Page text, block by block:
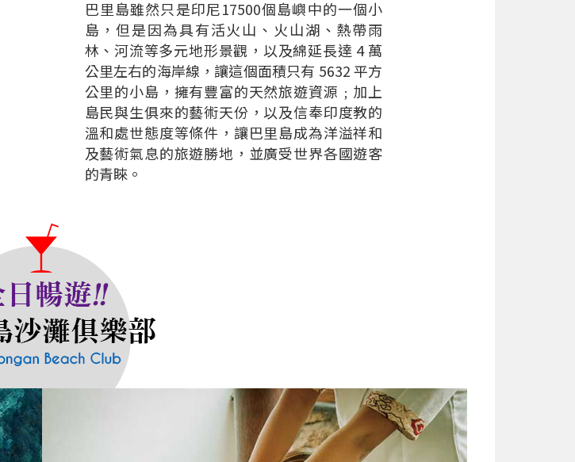
巴里島雖然只是印尼17500個島嶼中的一個小
島，但是因為具有活火山、火山湖、熱帶雨
林、河流等多元地形景觀，以及綿延長達 4 萬
公里左右的海岸線，讓這個面積只有 5632 平方
公里的小島，擁有豐富的天然旅遊資源﹔加上
島民與生俱來的藝術天份，以及信奉印度教的
溫和處世態度等條件，讓巴里島成為洋溢祥和
及藝術氣息的旅遊勝地，並廣受世界各國遊客
的青睞。